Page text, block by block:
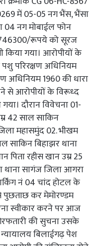
में 05-05 नग भैंस, भैंसा
04 नग मोबाईल फोन
रूपये को सूरज
किया गया। आरोपीयों के
पशु परिरक्षण अधिनियम
अधिनियम 1960 की धारा
से आरोपीयों के विरूध्द
दौरान विवेचना 01-
42 साल साकिन
महासमुंद 02. भीखम
साकिन बिहाझर थाना
पिता रहीस खान उम्र 25
थाना सागंज जिला आगरा
नं 04 चांद होटल के
पुछताछ कर मेमोरण्डम
स्वीकार करने पर आज
की सुचना उसके
बिलाईगढ़ पेश